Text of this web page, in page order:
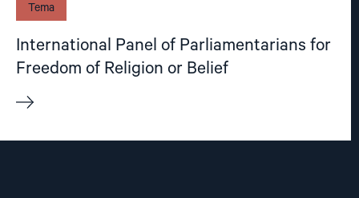
Tema
International Panel of Parliamentarians for
Freedom of Religion or Belief